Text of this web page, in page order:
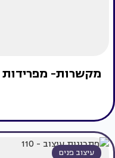
מקשרות- מפרידות
עיצוב פנים